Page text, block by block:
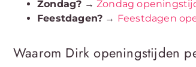
Zondag? →Zondag
Feestdagen? → Feestdagen
Waarom Dirk openingstijden